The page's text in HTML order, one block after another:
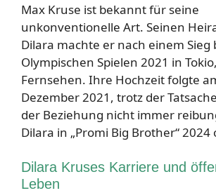
Max Kruse ist bekannt für seine
unkonventionelle Art. Seinen
Dilara machte er nach einem Sieg
Olympischen Spielen 2021 in
Fernsehen. Ihre Hochzeit folgte
Dezember 2021, trotz der
der Beziehung nicht immer
Dilara in „Promi Big Brother“
Dilara Kruses Karriere und
Leben